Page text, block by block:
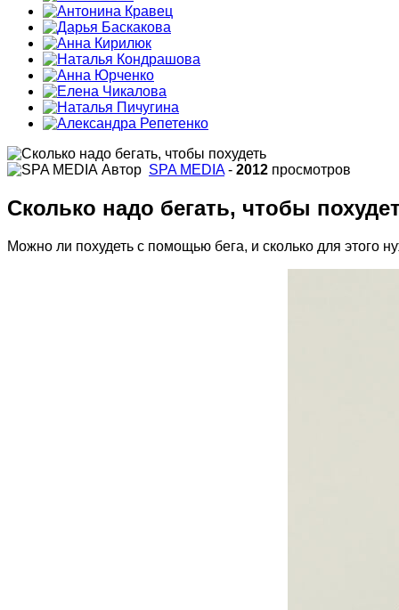
Автор SPA MEDIA - 2012 просмотров
Сколько надо бегать, чтобы
Можно ли похудеть с помощью бега, и сколько для этого